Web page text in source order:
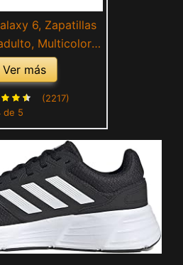
6, Zapatillas
Multicolor
Carbon Cloud
42 EU
Ver más
de 5
(2217)